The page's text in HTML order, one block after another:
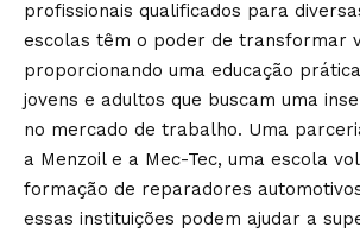
profissionais qualificados para
escolas têm o poder de transformar
proporcionando uma educação
jovens e adultos que buscam uma
no mercado de trabalho. Uma
a Menzoil e a Mec-Tec, uma escola
formação de reparadores
essas instituições podem ajudar a